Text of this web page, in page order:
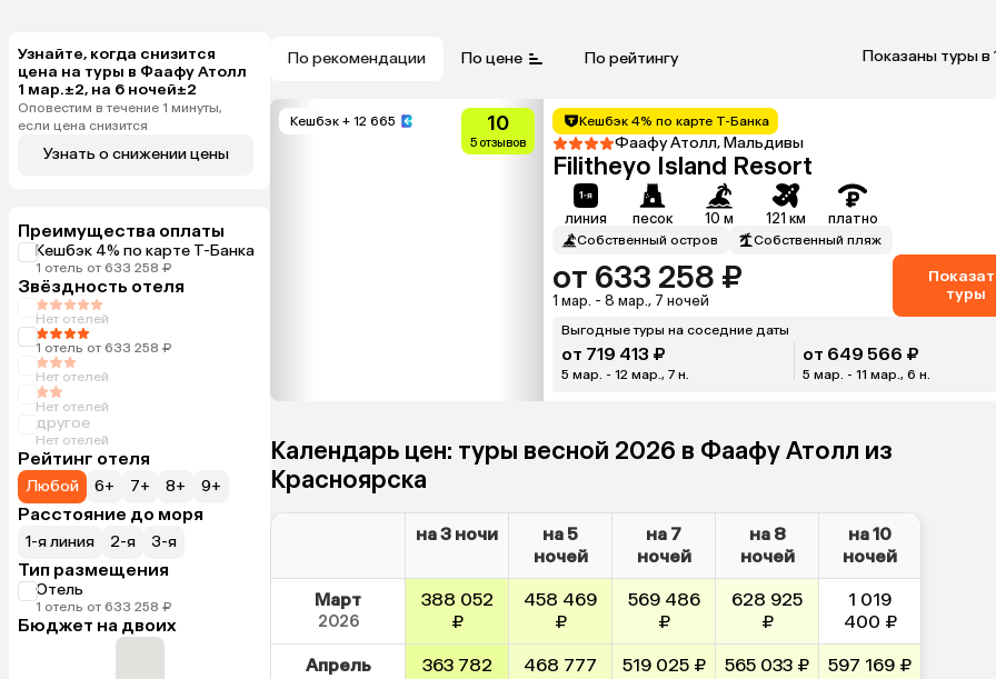
Узнайте, когда снизится
цена на туры в Фаафу Атолл
1 мар.±2, на 6 ночей±2
Оповестим в течение 1 минуты,
если цена снизится
Узнать о снижении цены
Преимущества оплаты
Кешбэк 4% по карте Т-Банка
1 отель от 633 258 ₽
Звёздность отеля
Нет отелей
1 отель от 633 258 ₽
Нет отелей
Нет отелей
другое
Нет отелей
Рейтинг отеля
Любой 6+ 7+ 8+ 9+
Расстояние до моря
1-я линия 2-я 3-я
Тип размещения
Отель
1 отель от 633 258 ₽
Бюджет на двоих
По рекомендации По цене По рейтингу Показаны туры в
Кешбэк + 12 665 10
5 отзывов
Кешбэк 4% по карте Т-Банка
Фаафу Атолл, Мальдивы
Filitheyo Island Resort
линия песок 10 м 121 км платно
Собственный остров Собственный пляж
от 633 258 ₽
1 мар. - 8 мар., 7 ночей
туры
Выгодные туры на соседние даты
от 719 413 ₽
5 мар. - 12 мар., 7 н.
от 649 566 ₽
5 мар. - 11 мар., 6 н.
Календарь цен: туры весной 2026 в Фаафу Атолл из
Красноярска
на 3 ночи
на 5
ночей
на 7
ночей
на 8
ночей
на 10
ночей
Март
2026
388 052
₽
458 469
₽
569 486
₽
628 925
₽
1 019
400 ₽
Апрель
363 782
468 777
519 025 ₽ 565 033 ₽ 597 169 ₽